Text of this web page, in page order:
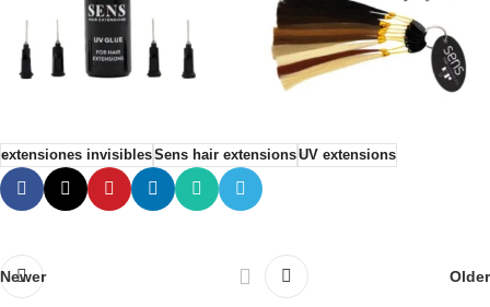
extensiones invisiblesSens hair extensionsUV extensions
Newer Older